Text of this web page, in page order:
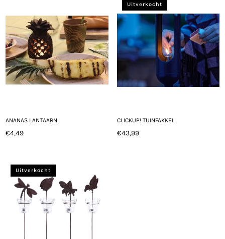
ANANAS LANTAARN
Normale
€4,49
Uitverkocht
CLICKUP! TUINFAKKEL
Normale
€43,99
Uitverkocht